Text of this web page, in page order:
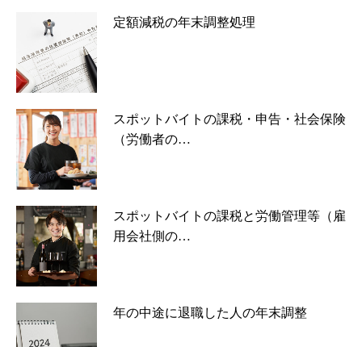
定額減税の年末調整処理
スポットバイトの課税・申告・社会保険
（労働者の…
スポットバイトの課税と労働管理等（雇
用会社側の…
年の中途に退職した人の年末調整